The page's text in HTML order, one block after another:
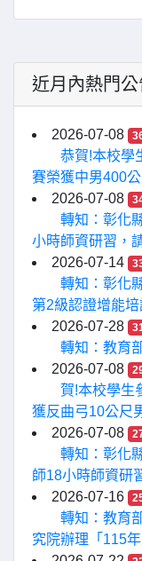
近月內熱門公
2026-07-08
恭賀!本校學
賽榮獲中男400
2026-07-08
轉知：彰化
小時師資研習，
2026-07-14
轉知：彰化
第2級認證增能培
2026-07-28
轉知：教育
2026-07-08
賀!本校學生
獲反曲弓10公尺
2026-07-08
轉知：彰化
師18小時師資研
2026-07-16
轉知：教育
究院辦理「115